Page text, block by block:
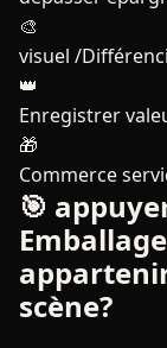
🎨
visuel /
👑
Enregistrer
🎁
Commerce
🎯
scène?